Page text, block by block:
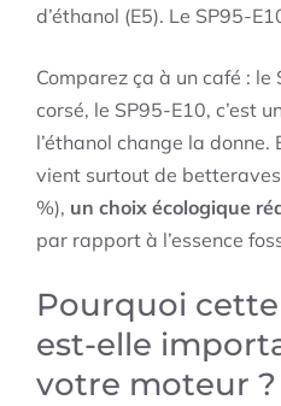
d’éthanol (E5). Le SP95-
Comparez ça à un café : le
corsé, le SP95-E10, c’est
l’éthanol change la donne.
vient surtout de
%), un choix écologique
par rapport à l’essence
Pourquoi
est-elle
votre moteur ?